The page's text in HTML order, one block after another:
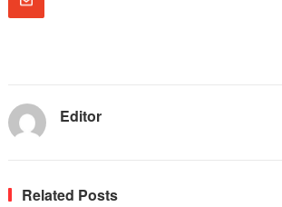
Editor
Related Posts